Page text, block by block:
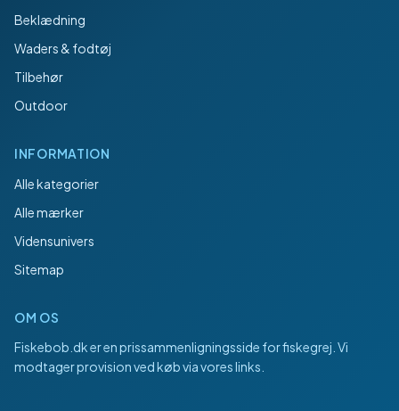
Beklædning
Waders & fodtøj
Tilbehør
Outdoor
INFORMATION
Alle kategorier
Alle mærker
Vidensunivers
Sitemap
OM OS
Fiskebob.dker en prissammenligningsside for fiskegrej. Vi
modtager provision ved køb via vores links.